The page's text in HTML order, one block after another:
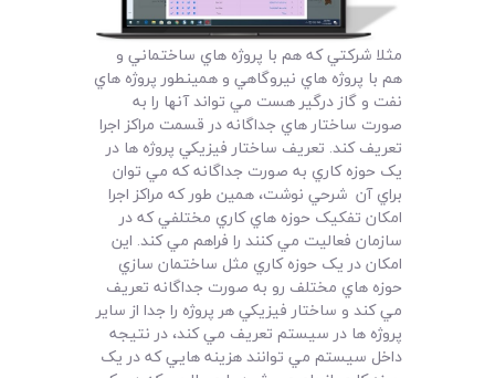
مثلا شرکتي که هم با پروژه هاي ساختماني و
هم با پروژه هاي نيروگاهي و همينطور پروژه هاي
نفت و گاز درگير هست مي تواند آنها را به
صورت ساختار هاي جداگانه در قسمت مراکز اجرا
تعريف کند. تعريف ساختار فيزيکي پروژه ها در
يک حوزه کاري به صورت جداگانه که مي توان
براي آن شرحي نوشت، همين طور که مراکز اجرا
امکان تفکيک حوزه هاي کاري مختلفي که در
سازمان فعاليت مي کنند را فراهم مي کند. اين
امکان در يک حوزه کاري مثل ساختمان سازي
حوزه هاي مختلف رو به صورت جداگانه تعريف
مي کند و ساختار فيزيکي هر پروژه را جدا از ساير
پروژه ها در سيستم تعريف مي کند، در نتيجه
داخل سيستم مي توانند هزينه هايي که در يک